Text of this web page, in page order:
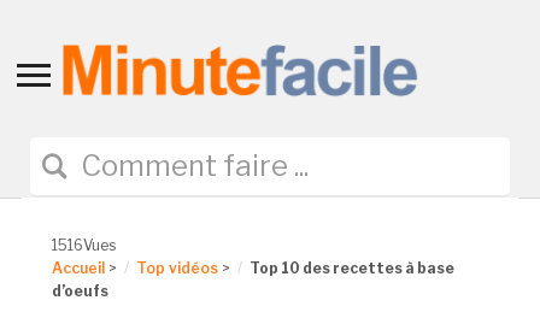
Toggle
navigation
1516Vues
Accueil > Top vidéos >
Top 10 des recettes à base
d’oeufs